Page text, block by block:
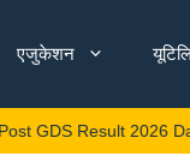
एजुकेशन
Result 2026 Date: